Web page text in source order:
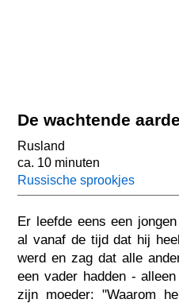
De wachtende aarde
Rusland
ca. 10 minuten
Russische sprookjes
Er leefde eens een
al vanaf de tijd dat hij
werd en zag dat alle
een vader hadden -
zijn moeder: "Waarom